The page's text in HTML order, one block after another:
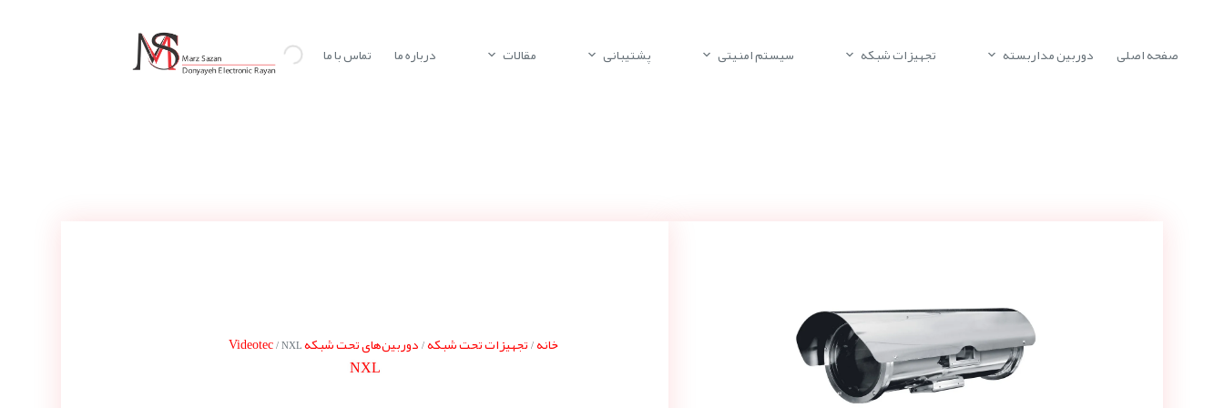
صفحه اصلی دوربین مداربسته تجهیزات شبکه سیستم امنیتی پشتیبانی مقالات درباره ما تماس با ما
خانه/ تجهیزات تحت شبکه/ دوربین‌های تحت شبکه Videotec / NXL
NXL